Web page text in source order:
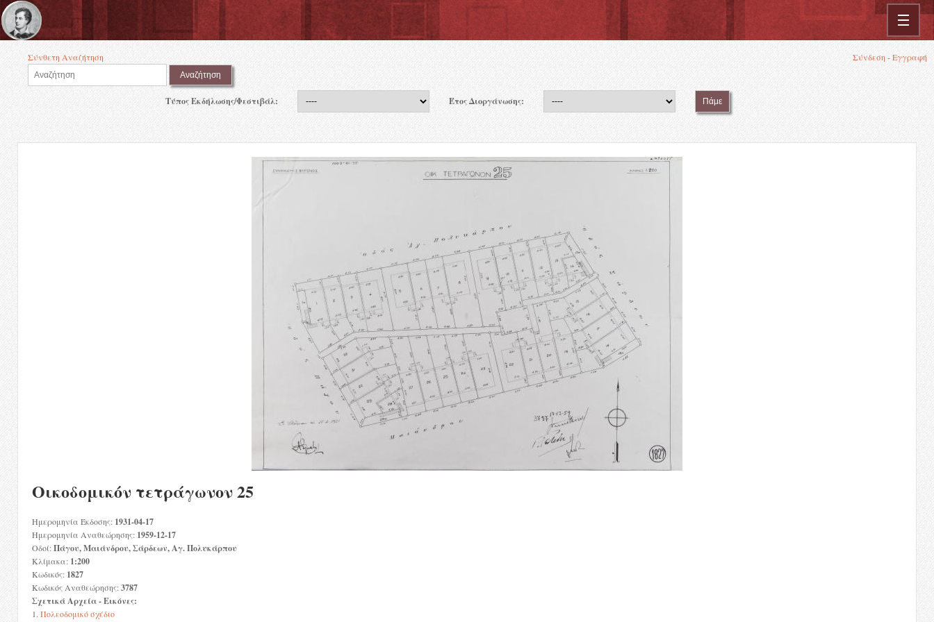
Skip to main content
Σύνδεση-Εγγραφή
Σύνθετη Αναζήτηση
Τύπος Εκδήλωσης/Φεστιβάλ: Έτος Διοργάνωσης:
Οικοδομικόν τετράγωνον 25
Ημερομηνία Έκδοσης: 1931-04-17
Ημερομηνία Αναθεώρησης: 1959-12-17
Οδοί:Πάγου, Μαιάνδρου, Σάρδεων, Αγ. Πολυκάρπου
Κλίμακα: 1:200
Κωδικός: 1827
Κωδικός Αναθεώρησης:3787
Σχετικά Αρχεία - Εικόνες:
1. Πολεοδομικό σχέδιο